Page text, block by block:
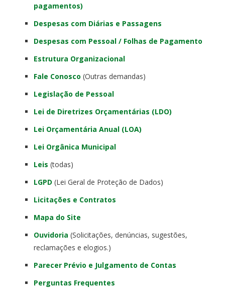
pagamentos)
Despesas com Diárias e Passagens
Despesas com Pessoal / Folhas de Pagamento
Estrutura Organizacional
Fale Conosco (Outras demandas)
Legislação de Pessoal
Lei de Diretrizes Orçamentárias (LDO)
Lei Orçamentária Anual (LOA)
Lei Orgânica Municipal
Leis (todas)
LGPD (Lei Geral de Proteção de Dados)
Licitações e Contratos
Mapa do Site
Ouvidoria (Solicitações, denúncias, sugestões,
reclamações e elogios.)
Parecer Prévio e Julgamento de Contas
Perguntas Frequentes